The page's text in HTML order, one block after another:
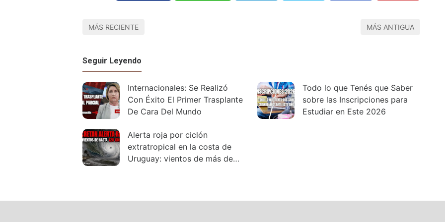
MÁS RECIENTE MÁS ANTIGUA
Seguir Leyendo
Internacionales: Se Realizó
Con Éxito El Primer Trasplante
De Cara Del Mundo
Todo lo que Tenés que Saber
sobre las Inscripciones para
Estudiar en Este 2026
Alerta roja por ciclón
extratropical en la costa de
Uruguay: vientos de más de